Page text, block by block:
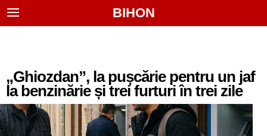
BIHON
„Ghiozdan”, la pușcărie pentru un jaf
la benzinărie și trei furturi în trei zile